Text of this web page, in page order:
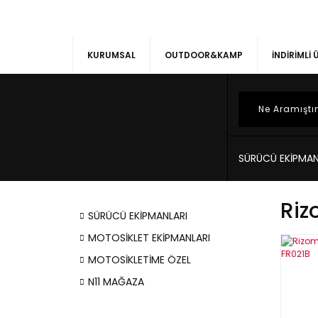
KURUMSAL OUTDOOR&KAMP İNDİRİMLİ
SÜRÜCÜ
SÜRÜCÜ EKİPMANLARI
MOTOSİKLET EKİPMANLARI
MOTOSİKLETİME ÖZEL
N11 MAĞAZA